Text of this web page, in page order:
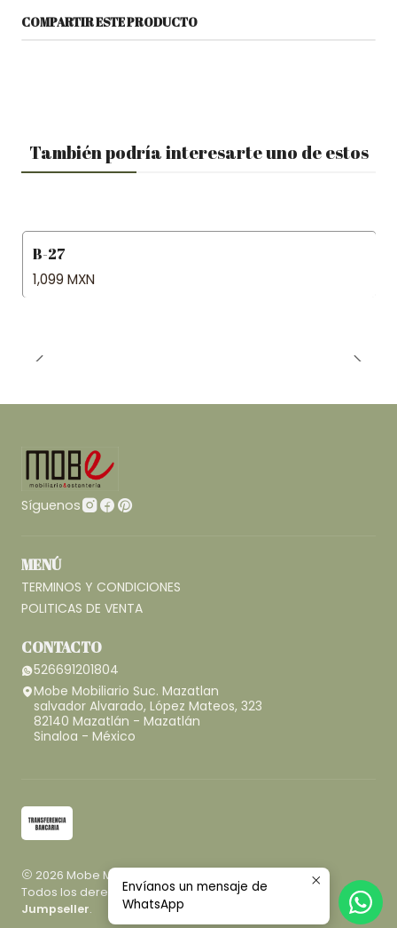
COMPARTIR ESTE PRODUCTO
También podría interesarte uno de estos
B-27
1,099 MXN
Síguenos
MENÚ
TERMINOS Y CONDICIONES
POLITICAS DE VENTA
CONTACTO
526691201804
Mobe Mobiliario Suc. Mazatlan
salvador Alvarado, López Mateos, 323
82140 Mazatlán - Mazatlán
Sinaloa - México
2026 Mobe Mobiliario.
Todos los derechos reservados.Desarrollado por
Jumpseller.
Envíanos un mensaje de
WhatsApp